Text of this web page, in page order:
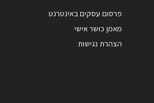
פרסום עסקים באינטרנט
מאמן כושר אישי
הצהרת נגישות